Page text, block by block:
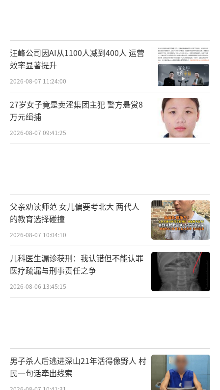
汪峰公司因AI从1100人减到400人 运营
效率显著提升
2026-08-07 11:24:00
27岁女子竟是卖淫集团主犯 警方悬赏8
万元缉捕
2026-08-07 09:41:25
父亲劝读师范 女儿偏要考北大 两代人
的教育选择碰撞
2026-08-07 10:04:10
儿科医生漏诊获刑：我认错但不能认罪
医疗疏漏与刑事责任之争
2026-08-06 13:45:15
男子杀人后逃进深山21年活得像野人 村
民一句话牵出线索